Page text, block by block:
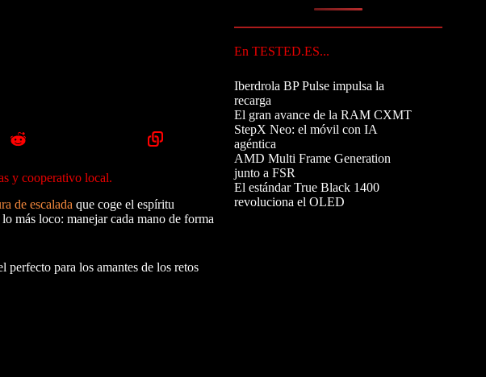
y cooperativo local.
de escalada que coge el espíritu
más loco: manejar cada mano de forma
perfecto para los amantes de los retos
En TESTED.ES...
Iberdrola BP Pulse impulsa la
recarga
El gran avance de la RAM CXMT
StepX Neo: el móvil con IA
agéntica
AMD Multi Frame Generation
junto a FSR
El estándar True Black 1400
revoluciona el OLED